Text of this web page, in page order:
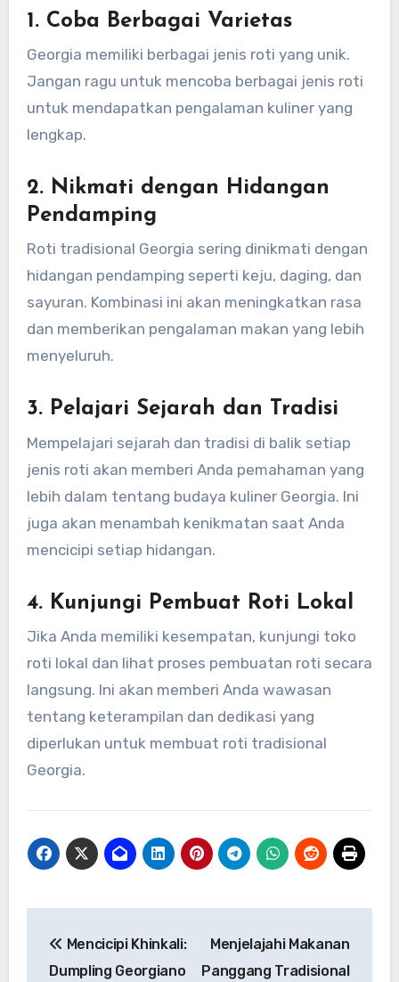
1. Coba Berbagai Varietas
Georgia memiliki berbagai jenis roti yang unik.
Jangan ragu untuk mencoba berbagai jenis roti
untuk mendapatkan pengalaman kuliner yang
lengkap.
2. Nikmati dengan Hidangan
Pendamping
Roti tradisional Georgia sering dinikmati dengan
hidangan pendamping seperti keju, daging, dan
sayuran. Kombinasi ini akan meningkatkan rasa
dan memberikan pengalaman makan yang lebih
menyeluruh.
3. Pelajari Sejarah dan Tradisi
Mempelajari sejarah dan tradisi di balik setiap
jenis roti akan memberi Anda pemahaman yang
lebih dalam tentang budaya kuliner Georgia. Ini
juga akan menambah kenikmatan saat Anda
mencicipi setiap hidangan.
4. Kunjungi Pembuat Roti Lokal
Jika Anda memiliki kesempatan, kunjungi toko
roti lokal dan lihat proses pembuatan roti secara
langsung. Ini akan memberi Anda wawasan
tentang keterampilan dan dedikasi yang
diperlukan untuk membuat roti tradisional
Georgia.
pos
Mencicipi Khinkali:
Dumpling Georgiano
Menjelajahi Makanan
Panggang Tradisional